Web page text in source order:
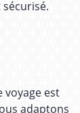
voyage est
adaptons